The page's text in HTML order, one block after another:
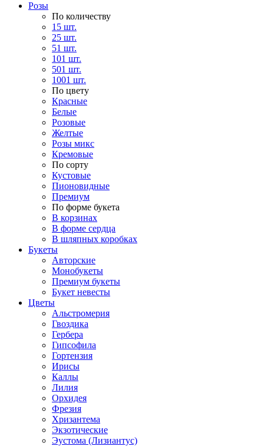
Розы
По количеству
15 шт.
25 шт.
51 шт.
101 шт.
501 шт.
1001 шт.
По цвету
Красные
Белые
Розовые
Желтые
Розы микс
Кремовые
По сорту
Кустовые
Пионовидные
Премиум
По форме букета
В корзинах
В форме сердца
В шляпных коробках
Букеты
Авторские
Монобукеты
Премиум букеты
Букет невесты
Цветы
Альстромерия
Гвоздика
Гербера
Гипсофила
Гортензия
Ирисы
Каллы
Лилия
Орхидея
Фрезия
Хризантема
Экзотические
Эустома (Лизиантус)